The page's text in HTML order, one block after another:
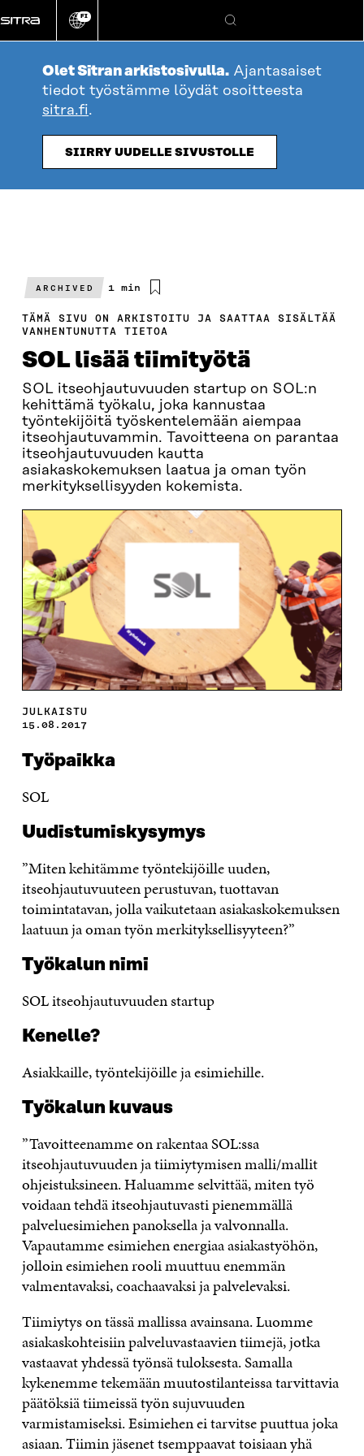
suoraan
sisältöön
Vaihda
kieli
FI
Hae
Olet Sitran arkistosivulla. Ajantasaiset
tiedot työstämme löydät osoitteesta
sitra.fi.
SIIRRY UUDELLE SIVUSTOLLE
ARCHIVED
Arvioitu
1 min
TÄMÄ SIVU ON ARKISTOITU JA SAATTAA SISÄLTÄÄ
VANHENTUNUTTA TIETOA
SOL lisää tiimityötä
SOL itseohjautuvuuden startup on SOL:n
kehittämä työkalu, joka kannustaa
työntekijöitä työskentelemään aiempaa
itseohjautuvammin. Tavoitteena on parantaa
itseohjautuvuuden kautta
asiakaskokemuksen laatua ja oman työn
merkityksellisyyden kokemista.
JULKAISTU
15.08.2017
Työpaikka
SOL
Uudistumiskysymys
”Miten kehitämme työntekijöille uuden,
itseohjautuvuuteen perustuvan, tuottavan
toimintatavan, jolla vaikutetaan asiakaskokemuksen
laatuun ja oman työn merkityksellisyyteen?”
Työkalun nimi
SOL itseohjautuvuuden startup
Kenelle?
Asiakkaille, työntekijöille ja esimiehille.
Työkalun kuvaus
”Tavoitteenamme on rakentaa SOL:ssa
itseohjautuvuuden ja tiimiytymisen malli/mallit
ohjeistuksineen. Haluamme selvittää, miten työ
voidaan tehdä itseohjautuvasti pienemmällä
palveluesimiehen panoksella ja valvonnalla.
Vapautamme esimiehen energiaa asiakastyöhön,
jolloin esimiehen rooli muuttuu enemmän
valmentavaksi, coachaavaksi ja palvelevaksi.
Tiimiytys on tässä mallissa avainsana. Luomme
asiakaskohteisiin palveluvastaavien tiimejä, jotka
vastaavat yhdessä työnsä tuloksesta. Samalla
kykenemme tekemään muutostilanteissa tarvittavia
päätöksiä tiimeissä työn sujuvuuden
varmistamiseksi. Esimiehen ei tarvitse puuttua joka
asiaan. Tiimin jäsenet tsemppaavat toisiaan yhä